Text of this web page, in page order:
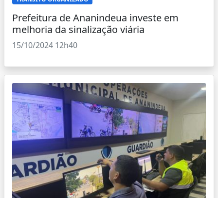
Prefeitura de Ananindeua investe em
melhoria da sinalização viária
15/10/2024 12h40